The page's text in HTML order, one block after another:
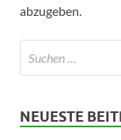
abzugeben.
NEUESTE